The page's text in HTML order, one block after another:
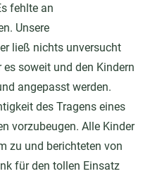
fehlte an
Unsere
ließ nichts unversucht
soweit und den Kindern
angepasst werden.
des Tragens eines
vorzubeugen. Alle Kinder
zu und berichteten von
für den tollen Einsatz